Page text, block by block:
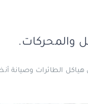
والمحركات.
الطائرات وصيانة